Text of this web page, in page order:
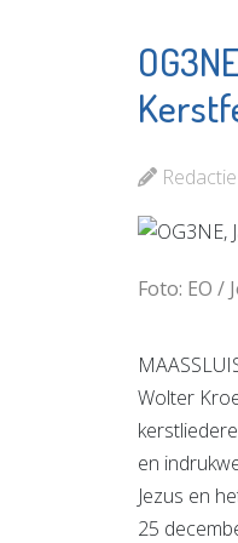
Redactie
Foto: EO /
Wolter
en
Jezus en
25
Jozefmavo
Bekijk de pagina